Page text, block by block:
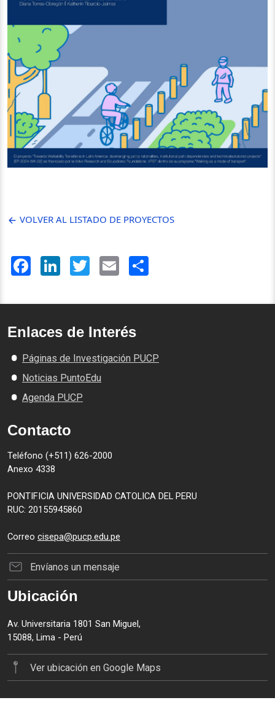
VOLVER AL LISTADO DE PROYECTOS
FacebookLinkedInTwitter Email
Enlaces de Interés
Páginas de Investigación PUCP
Noticias PuntoEdu
Agenda PUCP
Contacto
Teléfono (+511) 626-2000
Anexo 4338
PONTIFICIA UNIVERSIDAD CATOLICA DEL PERU
RUC: 20155945860
Correo cisepa@pucp.edu.pe
Envíanos un mensaje
Ubicación
Av. Universitaria 1801 San Miguel,
15088, Lima - Perú
Ver ubicación en Google Maps